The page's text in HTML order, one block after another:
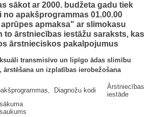
sākot ar 2000. budžeta gadu tiek
no apakšprogrammas 01.00.00
apmaksa" ar slimokasu
to ārstniecības iestāžu saraksts, kas
ārstnieciskos pakalpojumus
transmisīvo un lipīgo ādas slimību
ārstēšana un izplatības ierobežošana
Diagnožu kodi
Ārstniecības
iestāde